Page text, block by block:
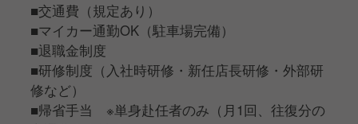
■交通費（規定あり）
■マイカー通勤OK（駐車場完備）
■退職金制度
■研修制度（入社時研修・新任店長研修・外部研
修など）
■帰省手当 ※単身赴任者のみ（月1回、往復分の